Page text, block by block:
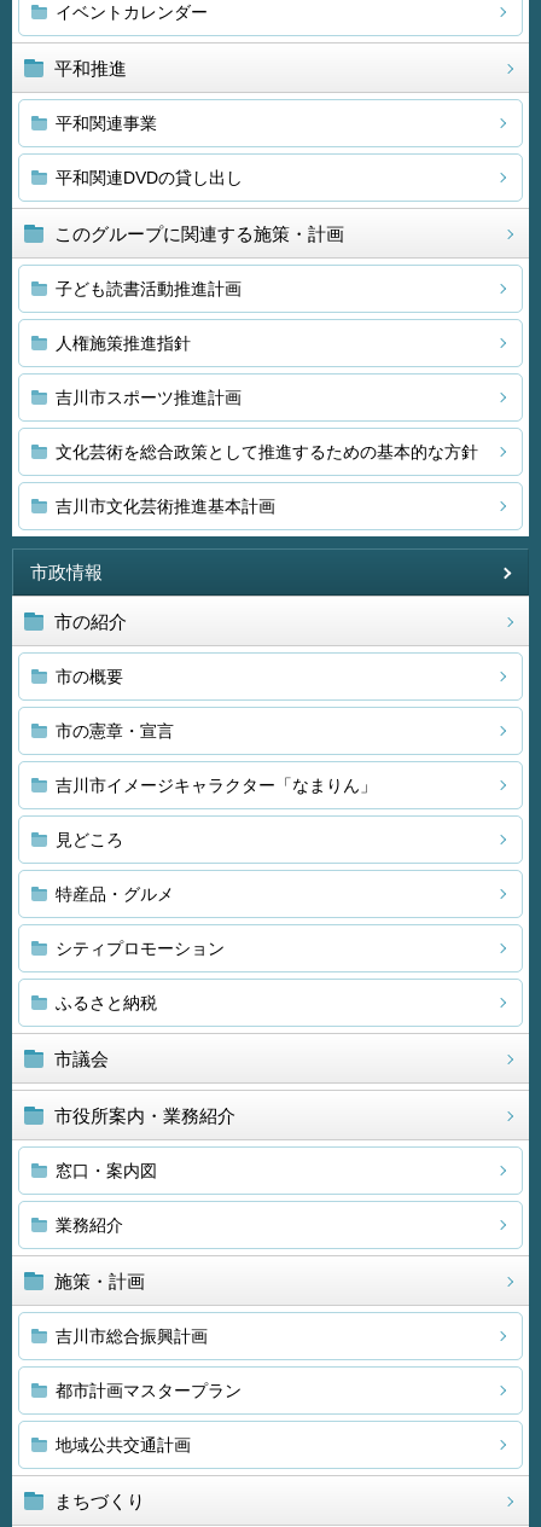
イベントカレンダー
平和推進
平和関連事業
平和関連DVDの貸し出し
このグループに関連する施策・計画
子ども読書活動推進計画
人権施策推進指針
吉川市スポーツ推進計画
文化芸術を総合政策として推進するための基本的な方針
吉川市文化芸術推進基本計画
市政情報
市の紹介
市の概要
市の憲章・宣言
吉川市イメージキャラクター「なまりん」
見どころ
特産品・グルメ
シティプロモーション
ふるさと納税
市議会
市役所案内・業務紹介
窓口・案内図
業務紹介
施策・計画
吉川市総合振興計画
都市計画マスタープラン
地域公共交通計画
まちづくり